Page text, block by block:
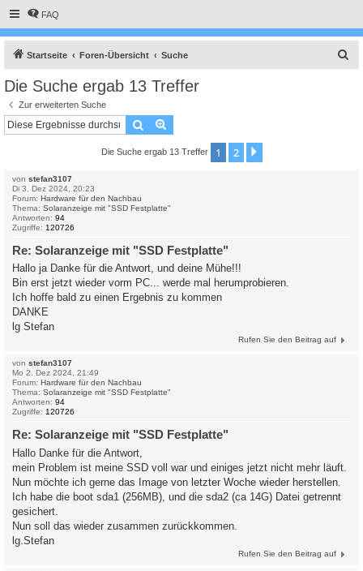
FAQ
Startseite Foren-Übersicht Suche
Die Suche ergab 13 Treffer
Zur erweiterten Suche
Suche
Die Suche ergab 13 Treffer 1 2
von stefan3107
Di 3. Dez 2024, 20:23
Forum: Hardware für den Nachbau
Thema: Solaranzeige mit "SSD Festplatte"
Antworten: 94
Zugriffe: 120726
Re: Solaranzeige mit "SSD Festplatte"
Hallo ja Danke für die Antwort, und deine Mühe!!!
Bin erst jetzt wieder vorm PC... werde mal herumprobieren.
Ich hoffe bald zu einen Ergebnis zu kommen
DANKE
lg Stefan
Rufen Sie den Beitrag auf
von stefan3107
Mo 2. Dez 2024, 21:49
Forum: Hardware für den Nachbau
Thema: Solaranzeige mit "SSD Festplatte"
Antworten: 94
Zugriffe: 120726
Re: Solaranzeige mit "SSD Festplatte"
Hallo Danke für die Antwort,
mein Problem ist meine SSD voll war und einiges jetzt nicht mehr läuft.
Nun möchte ich gerne das Image von letzter Woche wieder herstellen.
Ich habe die boot sda1 (256MB), und die sda2 (ca 14G) Datei getrennt
gesichert.
Nun soll das wieder zusammen zurückkommen.
lg.Stefan
Rufen Sie den Beitrag auf